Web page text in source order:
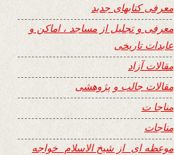
معرفی کتابهای جدید
معرفی و تجلیل از مساجد ، اماکن و
عابدات تاریخی
مقالات آزاد
مقالات جالب و پژوهشی
مناجا ت
مناجات
موعظه ای از شیخ الاسلام خواجه